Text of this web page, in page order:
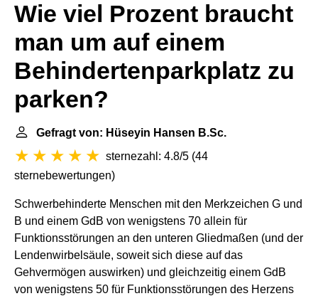
Wie viel Prozent braucht
man um auf einem
Behindertenparkplatz zu
parken?
Gefragt von: Hüseyin Hansen B.Sc.
sternezahl: 4.8/5 (44
sternebewertungen)
Schwerbehinderte Menschen mit den Merkzeichen G und
B und einem GdB von wenigstens 70 allein für
Funktionsstörungen an den unteren Gliedmaßen (und der
Lendenwirbelsäule, soweit sich diese auf das
Gehvermögen auswirken) und gleichzeitig einem GdB
von wenigstens 50 für Funktionsstörungen des Herzens